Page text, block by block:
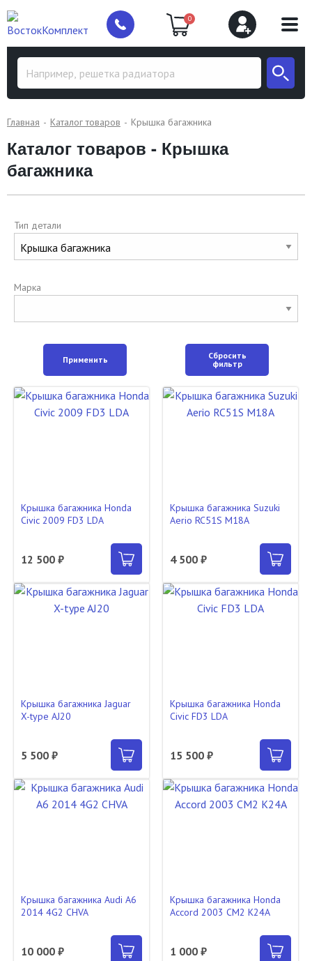
0
Главная Каталог товаров Крышка багажника
Каталог товаров - Крышка
багажника
Тип детали
Марка
Применить
Сбросить
фильтр
Крышка багажника Honda
Civic 2009 FD3 LDA
12 500 ₽
Крышка багажника Suzuki
Aerio RC51S M18A
4 500 ₽
Крышка багажника Jaguar
X-type AJ20
5 500 ₽
Крышка багажника Honda
Civic FD3 LDA
15 500 ₽
Крышка багажника Audi A6
2014 4G2 CHVA
10 000 ₽
Крышка багажника Honda
Accord 2003 CM2 K24A
1 000 ₽